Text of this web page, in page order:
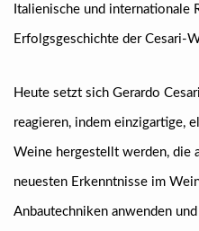
Italienische und internationale
Erfolgsgeschichte der Cesari-
Heute setzt sich Gerardo
reagieren, indem einzigartige,
Weine hergestellt werden, die
neuesten Erkenntnisse im
Anbautechniken anwenden